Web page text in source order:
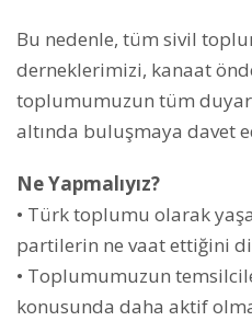
Bu nedenle, tüm sivil
derneklerimizi, kanaat
toplumumuzun tüm
altında buluşmaya davet
Ne Yapmalıyız?
• Türk toplumu olarak
partilerin ne vaat ettiğini
• Toplumumuzun
konusunda daha aktif